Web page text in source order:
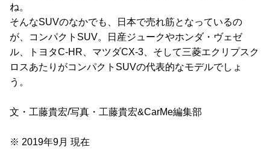
ね。
そんなSUVのなかでも、日本で売れ筋となっているの
が、コンパクト SUV。日産ジュークやホンダ・ヴェゼ
ル、トヨタC-HR 、マツダCX-3 、そして三菱エクリプスク
ロスあたりがコンパクト SUVの代表的なモデルでしょ
う。
文・工藤貴宏/写真・工藤貴宏&CarMe編集部
※ 2019年9月 現在